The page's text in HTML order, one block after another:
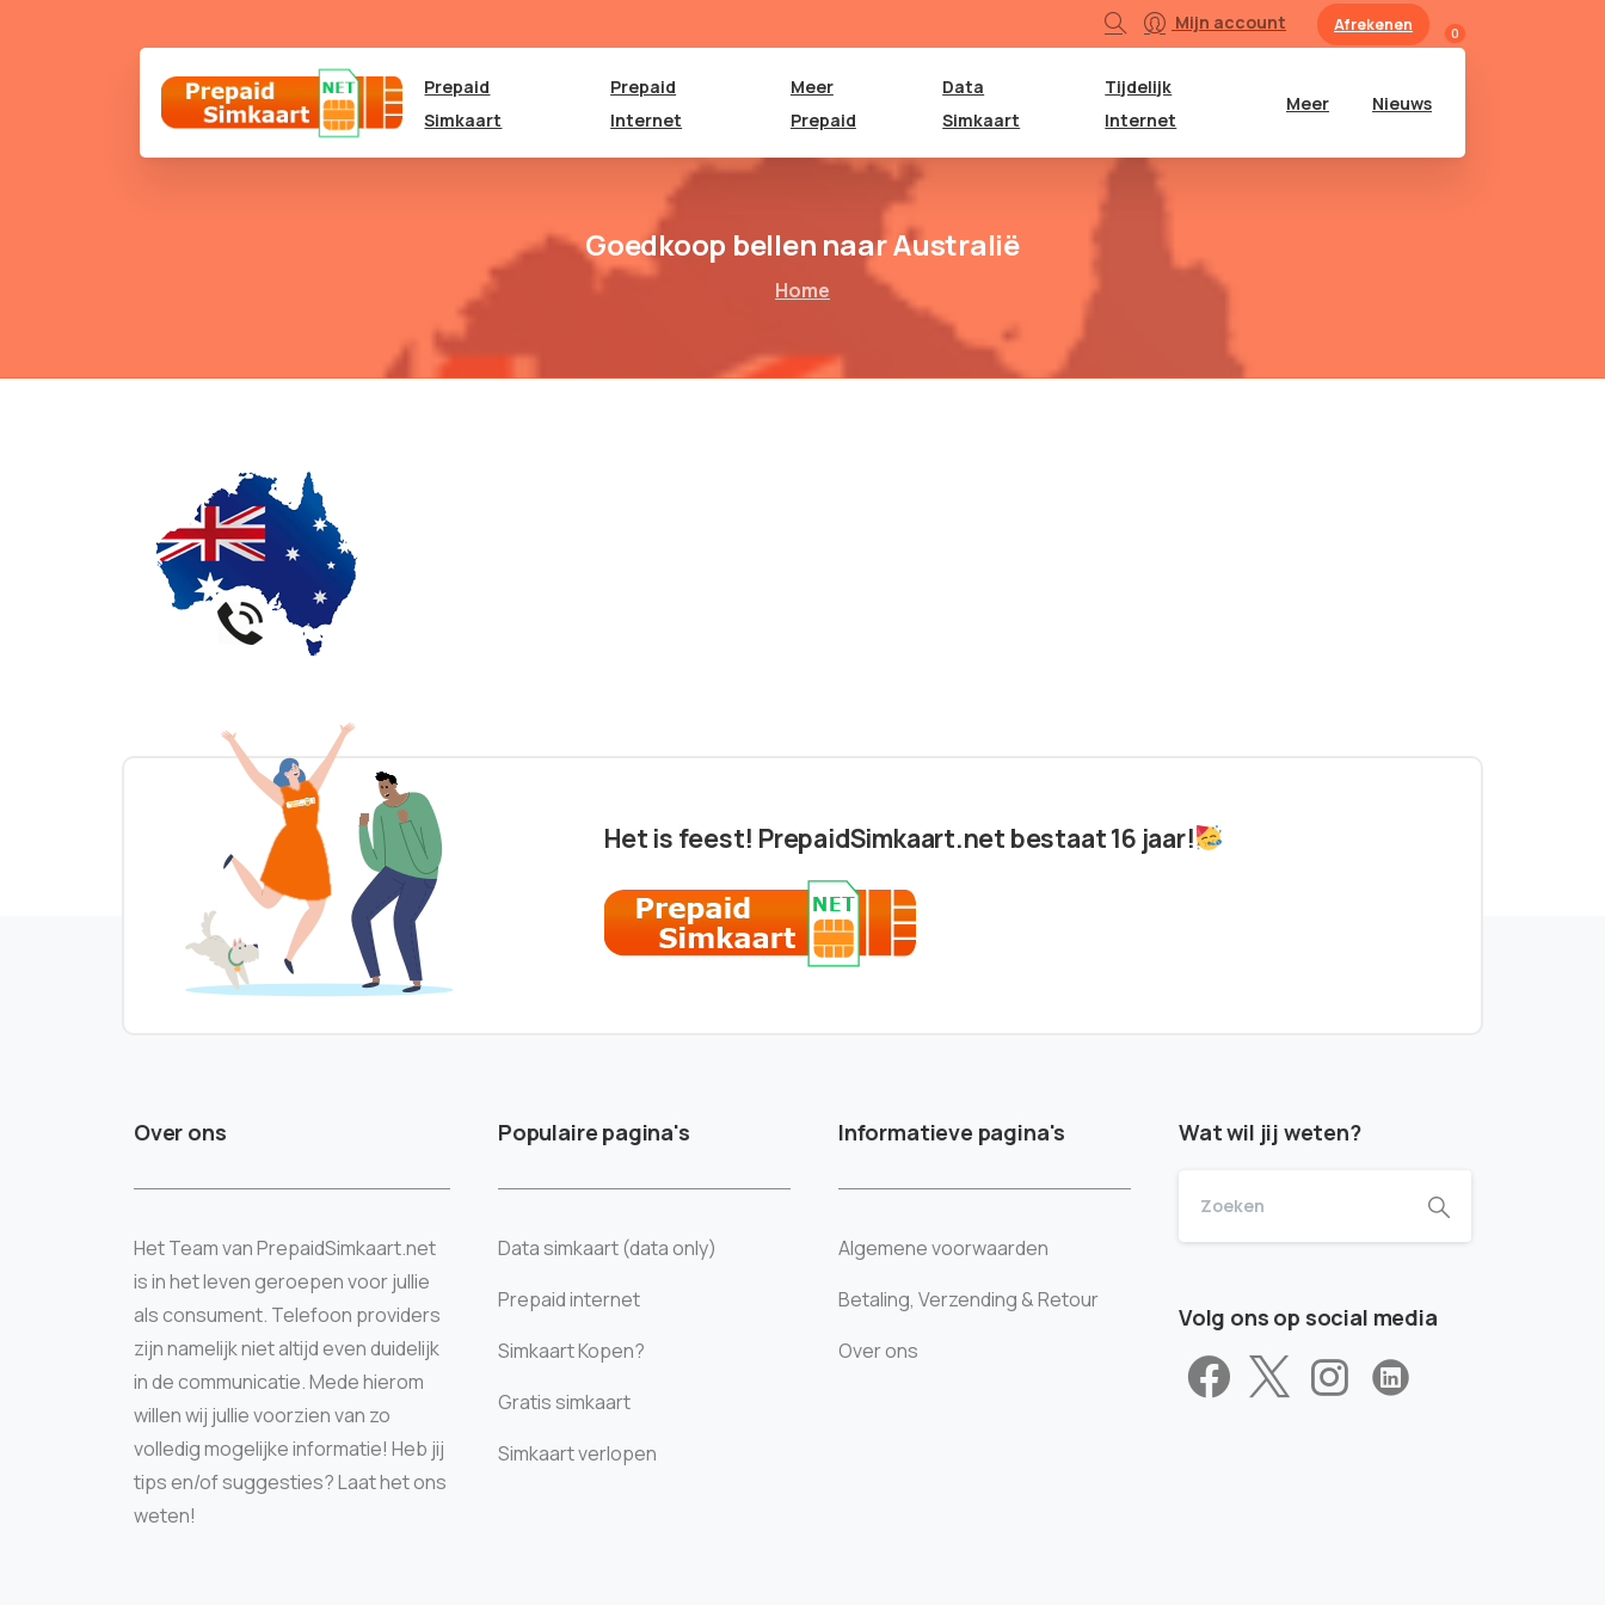
Mijn account Afrekenen 0
Prepaid
Simkaart
Prepaid
Internet
Meer
Prepaid
Data
Simkaart
Tijdelijk
Internet
Meer Nieuws
Goedkoop bellen naar Australië
Home
Het is feest! PrepaidSimkaart.net bestaat 16 jaar!
Over ons
Het Team van PrepaidSimkaart.net
is in het leven geroepen voor jullie
als consument. Telefoon providers
zijn namelijk niet altijd even duidelijk
in de communicatie. Mede hierom
willen wij jullie voorzien van zo
volledig mogelijke informatie! Heb jij
tips en/of suggesties? Laat het ons
weten!
Populaire pagina's
Data simkaart (data only)
Prepaid internet
Simkaart Kopen?
Gratis simkaart
Simkaart verlopen
Informatieve pagina's
Algemene voorwaarden
Betaling, Verzending & Retour
Over ons
Wat wil jij weten?
Volg ons op social media